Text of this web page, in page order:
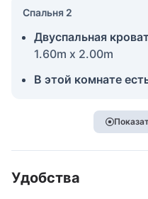
Спальня 2
Двуспальная
1.60m x 2.00m
В этой комнате
Удобства